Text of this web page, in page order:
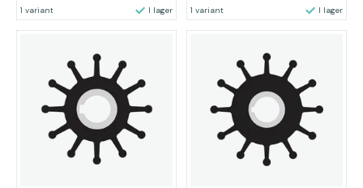
1 variant I lager 1 variant I lager